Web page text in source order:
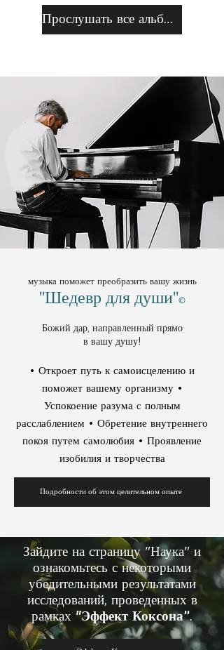
Прослушать все альбомы
музыка поможет преобразить вашу жизнь
"Шедевр для души"©
Божий дар, направленный прямо
в вашу душу!
• Откроет путь к самоисцелению и
поможет вашему организму •
Успокоение разума с полным
расслаблением • Обретение внутреннего
покоя путем самолюбия • Проявление
изобилия и творчества
Подробности об этом целительном опыте
Зайдите на страницу "Наука" и
ознакомьтесь с некоторыми
убедительными результатами
исследований, проведенных в
рамках "Эффект Коксона”.